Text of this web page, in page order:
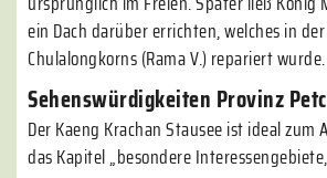
ein Dach darüber errichten, welches in
Chulalongkorns (Rama V.) repariert wurde.
Sehenswürdigkeiten Provinz
Der Kaeng Krachan Stausee ist ideal zum
das Kapitel „besondere